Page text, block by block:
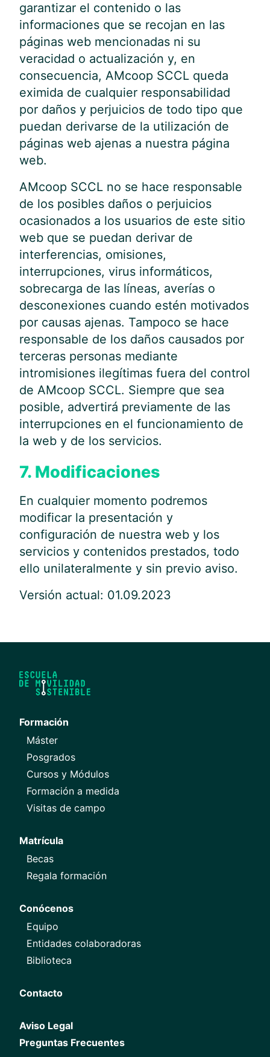
garantizar el contenido o las
informaciones que se recojan en las
páginas web mencionadas ni su
veracidad o actualización y, en
consecuencia, AMcoop SCCL queda
eximida de cualquier responsabilidad
por daños y perjuicios de todo tipo que
puedan derivarse de la utilización de
páginas web ajenas a nuestra página
web.
AMcoop SCCL no se hace responsable
de los posibles daños o perjuicios
ocasionados a los usuarios de este sitio
web que se puedan derivar de
interferencias, omisiones,
interrupciones, virus informáticos,
sobrecarga de las líneas, averías o
desconexiones cuando estén motivados
por causas ajenas. Tampoco se hace
responsable de los daños causados por
terceras personas mediante
intromisiones ilegítimas fuera del control
de AMcoop SCCL. Siempre que sea
posible, advertirá previamente de las
interrupciones en el funcionamiento de
la web y de los servicios.
7. Modificaciones
En cualquier momento podremos
modificar la presentación y
configuración de nuestra web y los
servicios y contenidos prestados, todo
ello unilateralmente y sin previo aviso.
Versión actual: 01.09.2023
Formación
Máster
Posgrados
Cursos y Módulos
Formación a medida
Visitas de campo
Matrícula
Becas
Regala formación
Conócenos
Equipo
Entidades colaboradoras
Biblioteca
Contacto
Aviso Legal
Preguntas Frecuentes